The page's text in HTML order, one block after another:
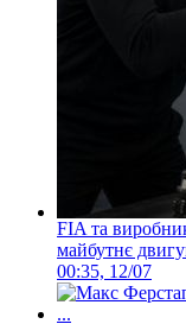
FIA та
майбутнє
00:35, 12/07